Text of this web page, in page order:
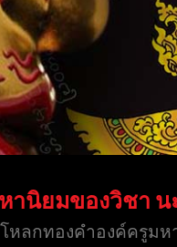
านิยมของวิชา น
ลกทองคำองค์ครูม